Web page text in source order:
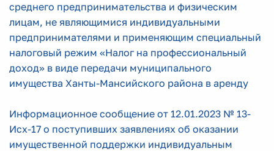
среднего предпринимательства и физическим
лицам, не являющимися индивидуальными
предпринимателями и применяющим специальный
налоговый режим «Налог на профессиональный
доход» в виде передачи муниципального
имущества Ханты-Мансийского района в аренду
Информационное сообщение от 12.01.2023 № 13-
Исх-17 о поступивших заявлениях об оказании
имущественной поддержки индивидуальным